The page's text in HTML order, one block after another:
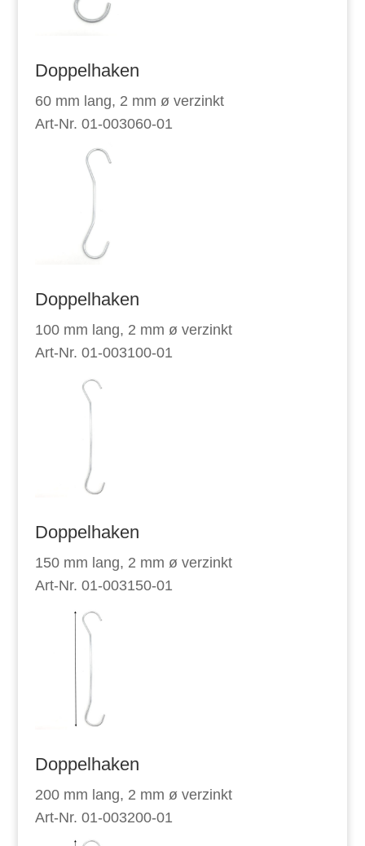
Doppelhaken
60 mm lang, 2 mm ø verzinkt
Art-Nr. 01-003060-01
Doppelhaken
100 mm lang, 2 mm ø verzinkt
Art-Nr. 01-003100-01
Doppelhaken
150 mm lang, 2 mm ø verzinkt
Art-Nr. 01-003150-01
Doppelhaken
200 mm lang, 2 mm ø verzinkt
Art-Nr. 01-003200-01